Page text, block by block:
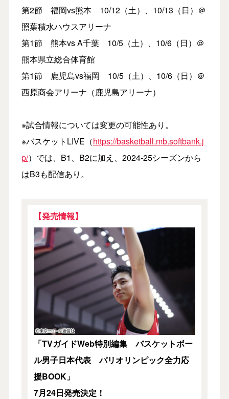
第2節 福岡vs熊本 10/12（土）、10/13（日）＠
照葉積水ハウスアリーナ
第1節 熊本vs A千葉 10/5（土）、10/6（日）＠
熊本県立総合体育館
第1節 鹿児島vs福岡 10/5（土）、10/6（日）＠
西原商会アリーナ（鹿児島アリーナ）
※試合情報については変更の可能性あり。
※バスケットLIVE（https://basketball.mb.softbank.j
p/）では、B1、B2に加え、2024-25シーズンから
はB3も配信あり。
【発売情報】
「TVガイドWeb特別編集 バスケットボー
ル男子日本代表 パリオリンピック全力応
援BOOK」
7月24日発売決定！